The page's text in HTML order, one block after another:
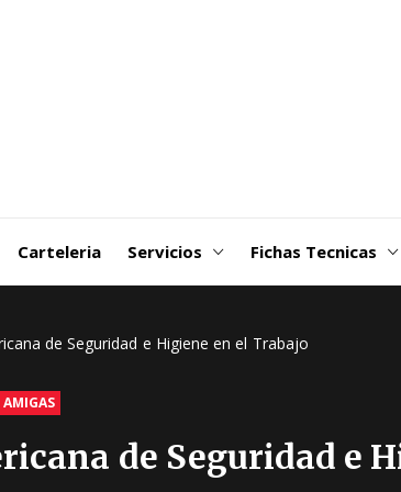
Carteleria Servicios Fichas Tecnicas
de Seguridad e Higiene en el Trabajo
de Seguridad e